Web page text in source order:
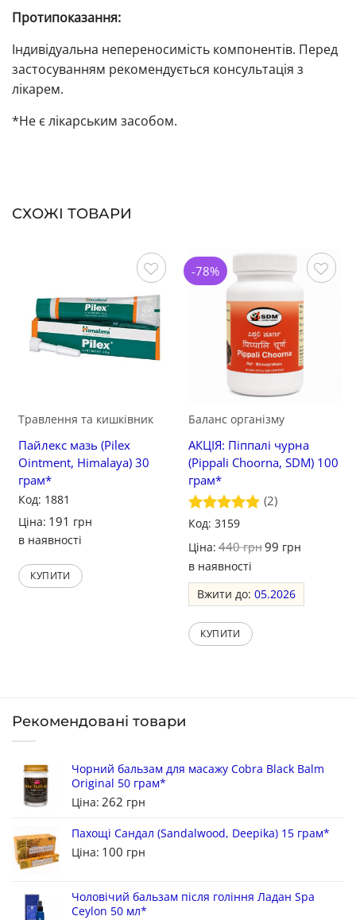
Протипоказання:
Індивідуальна непереносимість компонентів. Перед
застосуванням рекомендується консультація з
лікарем.
*Не є лікарським засобом.
СХОЖІ ТОВАРИ
Зберегти
Травлення та кишківник
Пайлекс мазь (Pilex
Ointment, Himalaya) 30
грам*
Код: 1881
Ціна: 191 грн
в наявності
КУПИТИ
-78%
Зберегти
Баланс організму
АКЦІЯ: Піппалі чурна
(Pippali Choorna, SDM) 100
грам*
Оцінено в
(2)
Код: 3159
Ціна: 440грн99 грн
в наявності
Вжити до:05.2026
КУПИТИ
Рекомендовані товари
Чорний бальзам для масажу Cobra Black Balm
Original 50 грам*
Ціна: 262 грн
Пахощі Сандал (Sandalwood, Deepika) 15 грам*
Ціна: 100 грн
Чоловічий бальзам після гоління Ладан Spa
Ceylon 50 мл*